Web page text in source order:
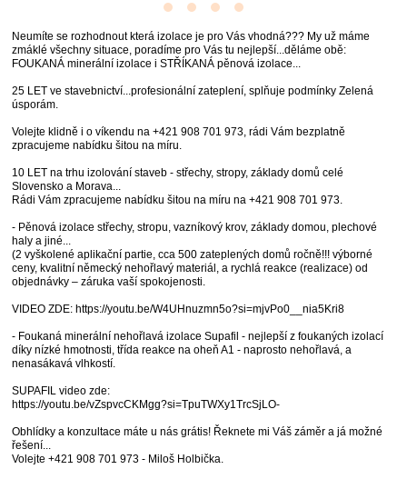
Neumíte se rozhodnout která izolace je pro Vás vhodná??? My už máme
zmáklé všechny situace, poradíme pro Vás tu nejlepší...děláme obě:
FOUKANÁ minerální izolace i STŘÍKANÁ pěnová izolace...
25 LET ve stavebnictví...profesionální zateplení, splňuje podmínky Zelená
úsporám.
Volejte klidně i o víkendu na +421 908 701 973, rádi Vám bezplatně
zpracujeme nabídku šitou na míru.
10 LET na trhu izolování staveb - střechy, stropy, základy domů celé
Slovensko a Morava...
Rádi Vám zpracujeme nabídku šitou na míru na +421 908 701 973.
- Pěnová izolace střechy, stropu, vazníkový krov, základy domou, plechové
haly a jiné...
(2 vyškolené aplikační partie, cca 500 zateplených domů ročně!!! výborné
ceny, kvalitní německý nehořlavý materiál, a rychlá reakce (realizace) od
objednávky – záruka vaší spokojenosti.
VIDEO ZDE: https://youtu.be/W4UHnuzmn5o?si=mjvPo0__nia5Kri8
- Foukaná minerální nehořlavá izolace Supafil - nejlepší z foukaných izolací
díky nízké hmotnosti, třída reakce na oheň A1 - naprosto nehořlavá, a
nenasákavá vlhkostí.
SUPAFIL video zde:
https://youtu.be/vZspvcCKMgg?si=TpuTWXy1TrcSjLO-
Obhlídky a konzultace máte u nás grátis! Řeknete mi Váš záměr a já možné
řešení...
Volejte +421 908 701 973 - Miloš Holbička.